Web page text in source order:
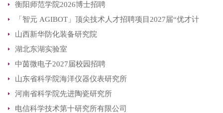
衡阳师范学院2026博士招聘
「智元 AGIBOT」顶尖技术人才招聘项目2027届“优才计
划”全球启动!
山西新华防化装备研究院
湖北东湖实验室
中茵微电子2027届校园招聘
山东省科学院海洋仪器仪表研究所
河南省科学院先进陶瓷研究所
电信科学技术第十研究所有限公司